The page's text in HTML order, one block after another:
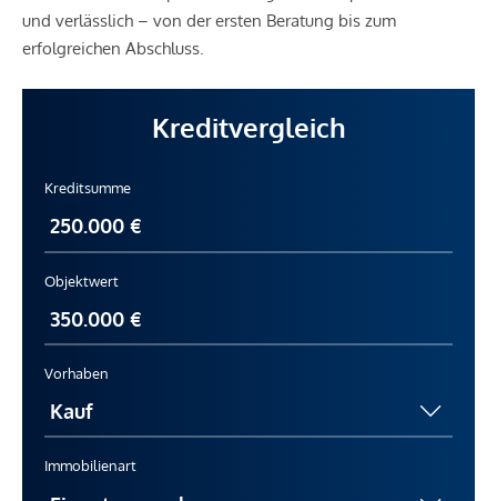
und verlässlich – von der ersten Beratung bis zum
erfolgreichen Abschluss.
Kreditvergleich
Kreditsumme
Objektwert
Vorhaben
Immobilienart